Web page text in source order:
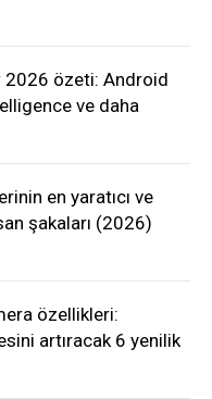
2026 özeti: Android
ve daha
en yaratıcı ve
şakaları (2026)
özellikleri:
artıracak 6 yenilik